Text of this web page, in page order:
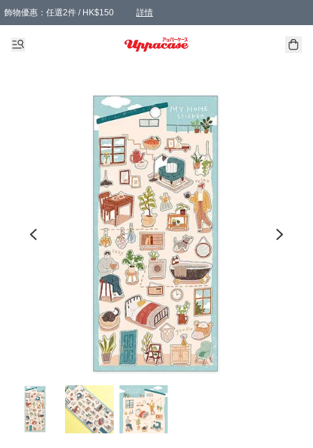
飾物優惠：任選2件 / HK$150 詳情
髮飾優惠：任選2件 / HK$100 詳情
精選襪子優惠：任選3對 / HK$115 詳情
滿額免運：本地訂單滿港幣350元可享免運費優惠